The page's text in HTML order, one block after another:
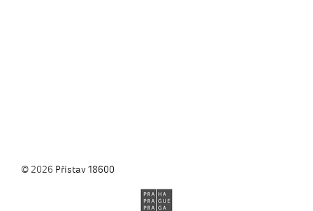
© 2026 Přístav 18600